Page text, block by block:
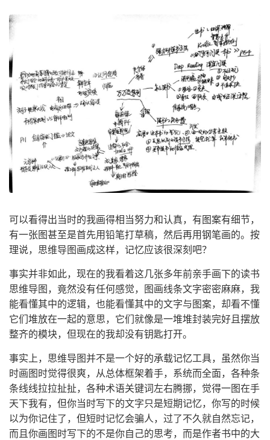
可以看得出当时的我画得相当努力和认真，有图案有细节，
有一张图甚至是首先用铅笔打草稿，然后再用钢笔画的。按
理说，思维导图画成这样，记忆应该很深刻吧？
事实并非如此，现在的我看着这几张多年前亲手画下的读书
思维导图，竟然没有任何感觉，图画线条文字密密麻麻，我
能看懂其中的逻辑，也能看懂其中的文字与图案，却看不懂
它们堆放在一起的意思，它们就像是一堆堆封装完好且摆放
整齐的模块，但现在的我却没有钥匙打开。
事实上，思维导图并不是一个好的承载记忆工具，虽然你当
时画图时觉得很爽，从总体框架着手，系统而全面，各种条
条线线拉拉扯扯，各种术语关键词左右腾挪，觉得一图在手
天下我有，但你当时写下的文字只是短期记忆，你写的时候
以为你记住了，但短时记忆会骗人，过了不久就自然忘记，
而且你画图时写下的不是你自己的思考，而是作者书中的大